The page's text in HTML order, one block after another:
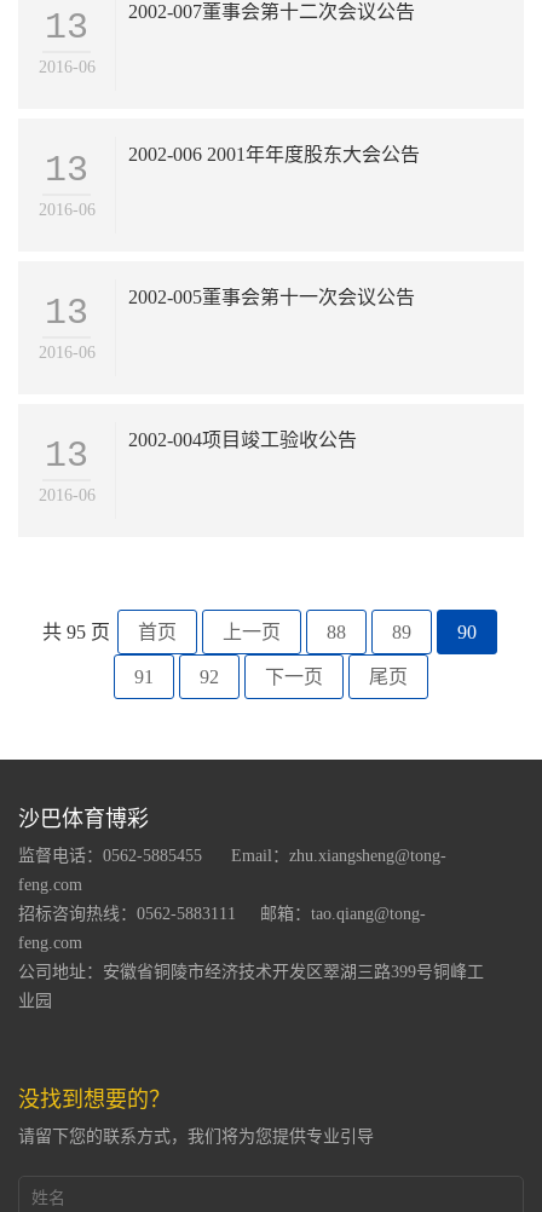
13
2016-06
2002-007董事会第十二次会议公告
13
2016-06
2002-006 2001年年度股东大会公告
13
2016-06
2002-005董事会第十一次会议公告
13
2016-06
2002-004项目竣工验收公告
共 95 页 首页 上一页 88 89 90
91 92 下一页 尾页
沙巴体育博彩
监督电话：0562-5885455
Email：zhu.xiangsheng@tong-
feng.com
招标咨询热线：0562-5883111
邮箱：tao.qiang@tong-
feng.com
公司地址：安徽省铜陵市经济技术开发区翠湖三路399号铜峰工
业园
没找到想要的？
请留下您的联系方式，我们将为您提供专业引导